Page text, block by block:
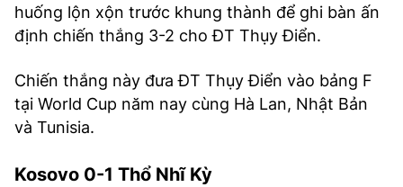
huống lộn xộn trước khung thành để ghi bàn ấn
định chiến thắng 3-2 cho ĐT Thụy Điển.
Chiến thắng này đưa ĐT Thụy Điển vào bảng F
tại World Cup năm nay cùng Hà Lan, Nhật Bản
và Tunisia.
Kosovo 0-1 Thổ Nhĩ Kỳ